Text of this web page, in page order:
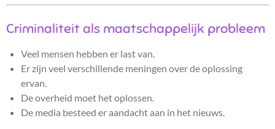
Criminaliteit als maatschappelijk probleem
Veel mensen hebben er last van.
Er zijn veel verschillende meningen over de oplossing
ervan.
De overheid moet het oplossen.
De media besteed er aandacht aan in het nieuws.